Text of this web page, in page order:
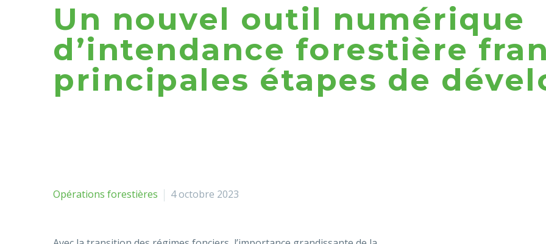
Un nouvel outil numérique
d’intendance forestière
principales étapes de
Opérations forestières 4 octobre 2023